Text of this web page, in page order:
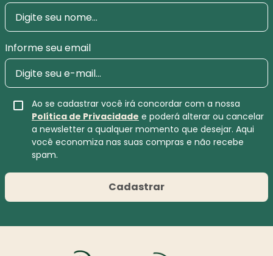
Informe seu email
Ao se cadastrar você irá concordar com a nossa
Política de Privacidade e poderá alterar ou cancelar
a newsletter a qualquer momento que desejar. Aqui
você economiza nas suas compras e não recebe
spam.
Cadastrar